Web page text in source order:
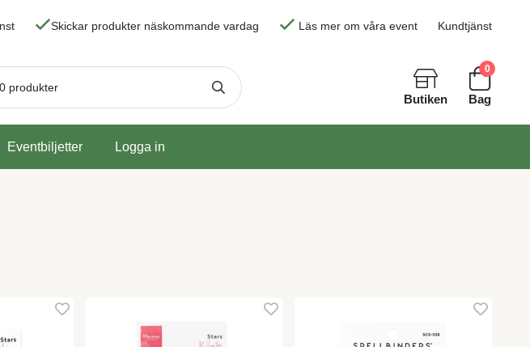
Skickar produkter näskommande vardag Läs mer om våra event Kundtjänst
Butiken Bag
0
Eventbiljetter Logga in